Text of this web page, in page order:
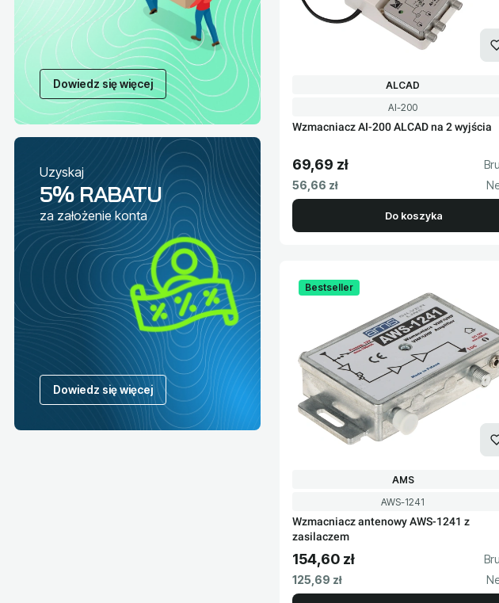
Dowiedz się więcej
Uzyskaj
5% RABATU
za założenie konta
Dowiedz się więcej
Kod produktu
AI-200
Wzmacniacz AI-200 ALCAD na 2 wyjścia
PRODUCENT
ALCAD
Cena brutto
69,69 zł
Cena netto
56,66 zł
Do koszyka
Bestseller
Kod produktu
AWS-1241
Wzmacniacz antenowy AWS-1241 z
zasilaczem
PRODUCENT
AMS
Cena brutto
154,60 zł
Cena netto
125,69 zł